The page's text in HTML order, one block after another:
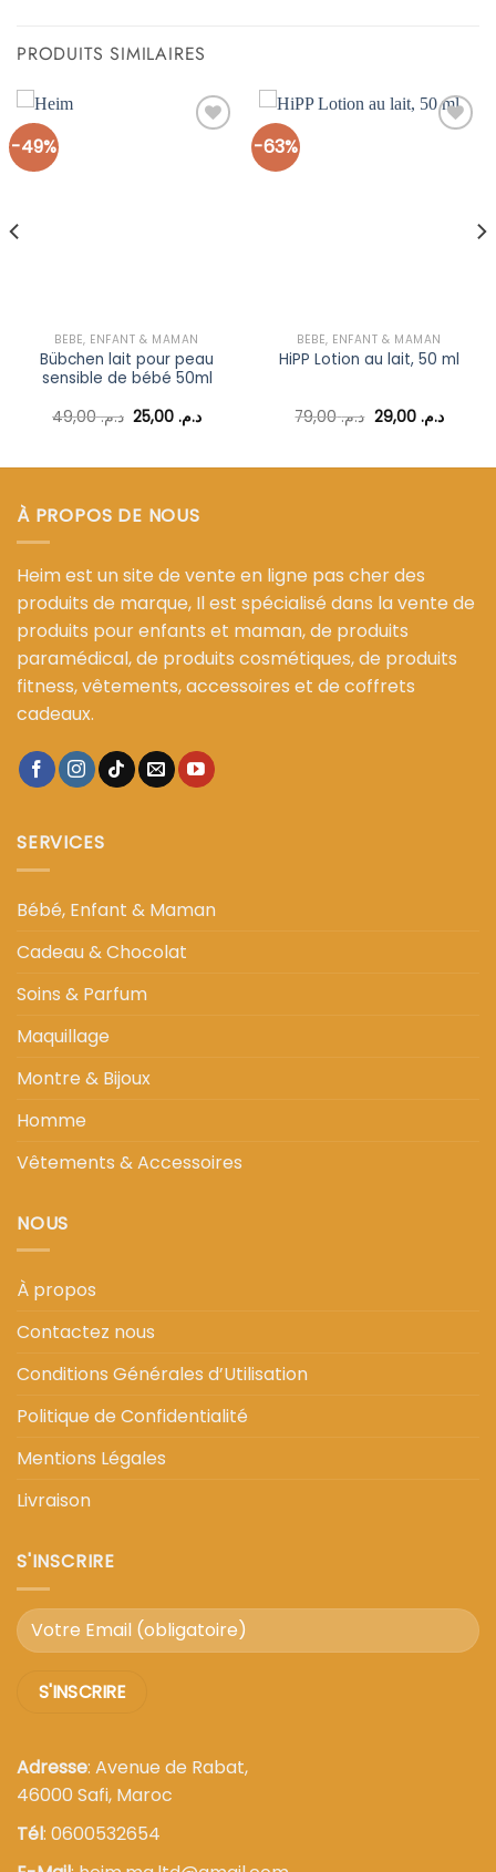
PRODUITS SIMILAIRES
-49%
BÉBÉ, ENFANT & MAMAN
Bübchen lait pour peau
sensible de bébé 50ml
د.م.49,00 Le
prix
د.م. 49,00.
د.م.25,00 Le
د.م. 25,00.
-63%
BÉBÉ, ENFANT & MAMAN
HiPP Lotion au lait, 50 ml
د.م.79,00 Le
prix
د.م. 79,00.
د.م. 29,00 Le
د.م. 59,00.
À PROPOS DE NOUS
Heim est un site de vente en ligne pas cher des
produits de marque, Il est spécialisé dans la vente de
produits pour enfants et maman, de produits
paramédical, de produits cosmétiques, de produits
fitness, vêtements, accessoires et de coffrets
cadeaux.
SERVICES
Bébé, Enfant & Maman
Cadeau & Chocolat
Soins & Parfum
Maquillage
Montre & Bijoux
Homme
Vêtements & Accessoires
NOUS
À propos
Contactez nous
Conditions Générales d’Utilisation
Politique de Confidentialité
Mentions Légales
Livraison
S'INSCRIRE
Adresse: Avenue de Rabat,
46000 Safi, Maroc
Tél: 0600532654